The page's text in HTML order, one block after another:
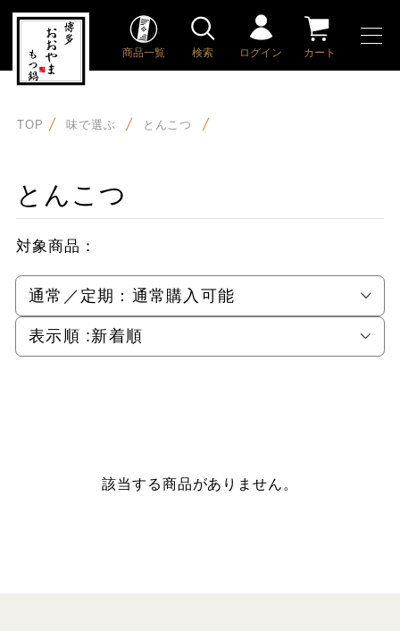
商品一覧 検索 ログイン カート
TOP 味で選ぶ とんこつ
とんこつ
対象商品：
通常／定期： 通常購入可能
表示順 :新着順
該当する商品がありません。